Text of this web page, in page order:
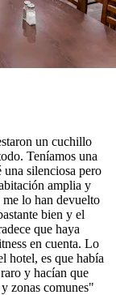
un cuchillo
Teníamos una
silenciosa pero
amplia y
lo han devuelto
bien y el
que haya
en cuenta. Lo
hotel, es que había
y hacían que
zonas comunes"